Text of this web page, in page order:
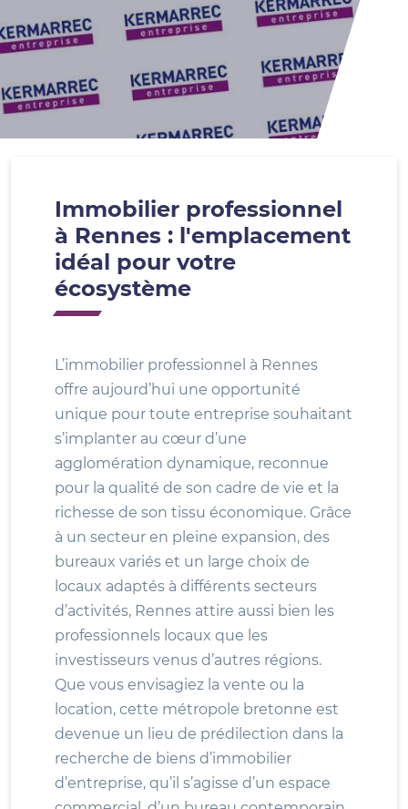
Immobilier professionnel
à Rennes : l'emplacement
idéal pour votre
écosystème
L’immobilier professionnel à Rennes
offre aujourd’hui une opportunité
unique pour toute entreprise souhaitant
s’implanter au cœur d’une
agglomération dynamique, reconnue
pour la qualité de son cadre de vie et la
richesse de son tissu économique. Grâce
à un secteur en pleine expansion, des
bureaux variés et un large choix de
locaux adaptés à différents secteurs
d’activités, Rennes attire aussi bien les
professionnels locaux que les
investisseurs venus d’autres régions.
Que vous envisagiez la vente ou la
location, cette métropole bretonne est
devenue un lieu de prédilection dans la
recherche de biens d’immobilier
d’entreprise, qu’il s’agisse d’un espace